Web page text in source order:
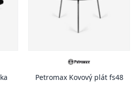
Petromax Kovový plát fs48